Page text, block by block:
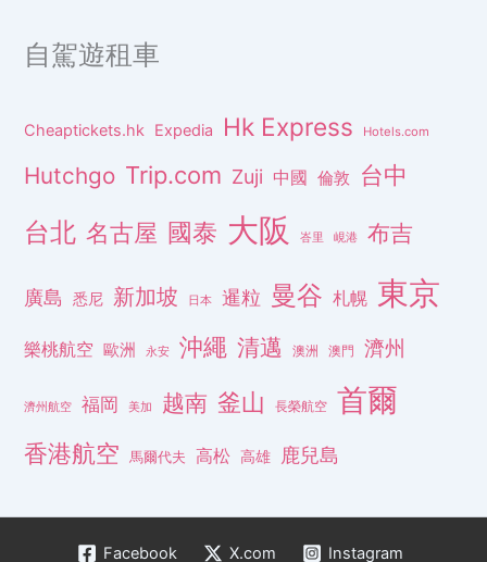
自駕遊租車
Cheaptickets.hk Expedia Hk Express Hotels.com
Hutchgo Trip.com Zuji 中國 倫敦 台中
台北 名古屋 國泰 大阪 峇里 峴港 布吉
廣島 悉尼 新加坡 日本 暹粒 曼谷 札幌 東京
樂桃航空 歐洲 永安 沖繩 清邁 澳洲 澳門 濟州
濟州航空 福岡 美加 越南 釜山 長榮航空 首爾
香港航空 馬爾代夫 高松 高雄 鹿兒島
Facebook X.com Instagram